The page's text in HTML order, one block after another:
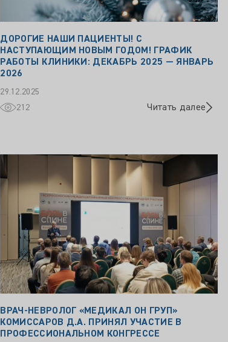
ДОРОГИЕ НАШИ ПАЦИЕНТЫ! С
НАСТУПАЮЩИМ НОВЫМ ГОДОМ! ГРАФИК
РАБОТЫ КЛИНИКИ: ДЕКАБРЬ 2025 — ЯНВАРЬ
2026
29.12.2025
212
Читать далее
ВРАЧ-НЕВРОЛОГ «МЕДИКАЛ ОН ГРУП»
КОМИССАРОВ Д.А. ПРИНЯЛ УЧАСТИЕ В
ПРОФЕССИОНАЛЬНОМ КОНГРЕССЕ